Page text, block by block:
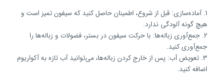
1. آماده‌سازی: قبل از شروع، اطمینان حاصل کنید که سیفون تمیز است و
هیچ گونه آلودگی ندارد.
2. جمع‌آوری زباله‌ها: با حرکت سیفون در بستر، فضولات و زباله‌ها را
جمع‌آوری کنید.
3. تعویض آب: پس از خارج کردن زباله‌ها، می‌توانید آب تازه به آکواریوم
اضافه کنید.